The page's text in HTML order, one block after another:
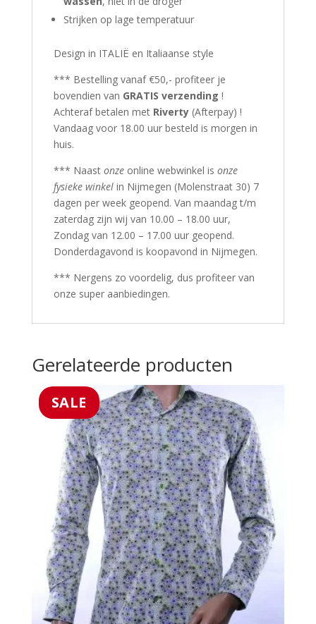
Strijken op lage temperatuur
Design in ITALIË en Italiaanse style
*** Bestelling vanaf €50,- profiteer je
bovendien van GRATIS verzending !
Achteraf betalen met Riverty (Afterpay) !
Vandaag voor 18.00 uur besteld is morgen in
huis.
*** Naast onzeonline webwinkel is onze
fysieke winkelin Nijmegen (Molenstraat 30) 7
dagen per week geopend. Van maandag t/m
zaterdag zijn wij van 10.00 – 18.00 uur,
Zondag van 12.00 – 17.00 uur geopend.
Donderdagavond is koopavond in Nijmegen.
*** Nergens zo voordelig, dus profiteer van
onze super aanbiedingen.
Gerelateerde producten
SALE